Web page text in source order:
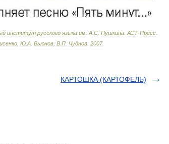
институт русского языка им А С Пушкина АСТ-Пресс
Ю А Вьюнов В П Чуднов 2007.
КАРТОШКА (КАРТОФЕЛЬ)